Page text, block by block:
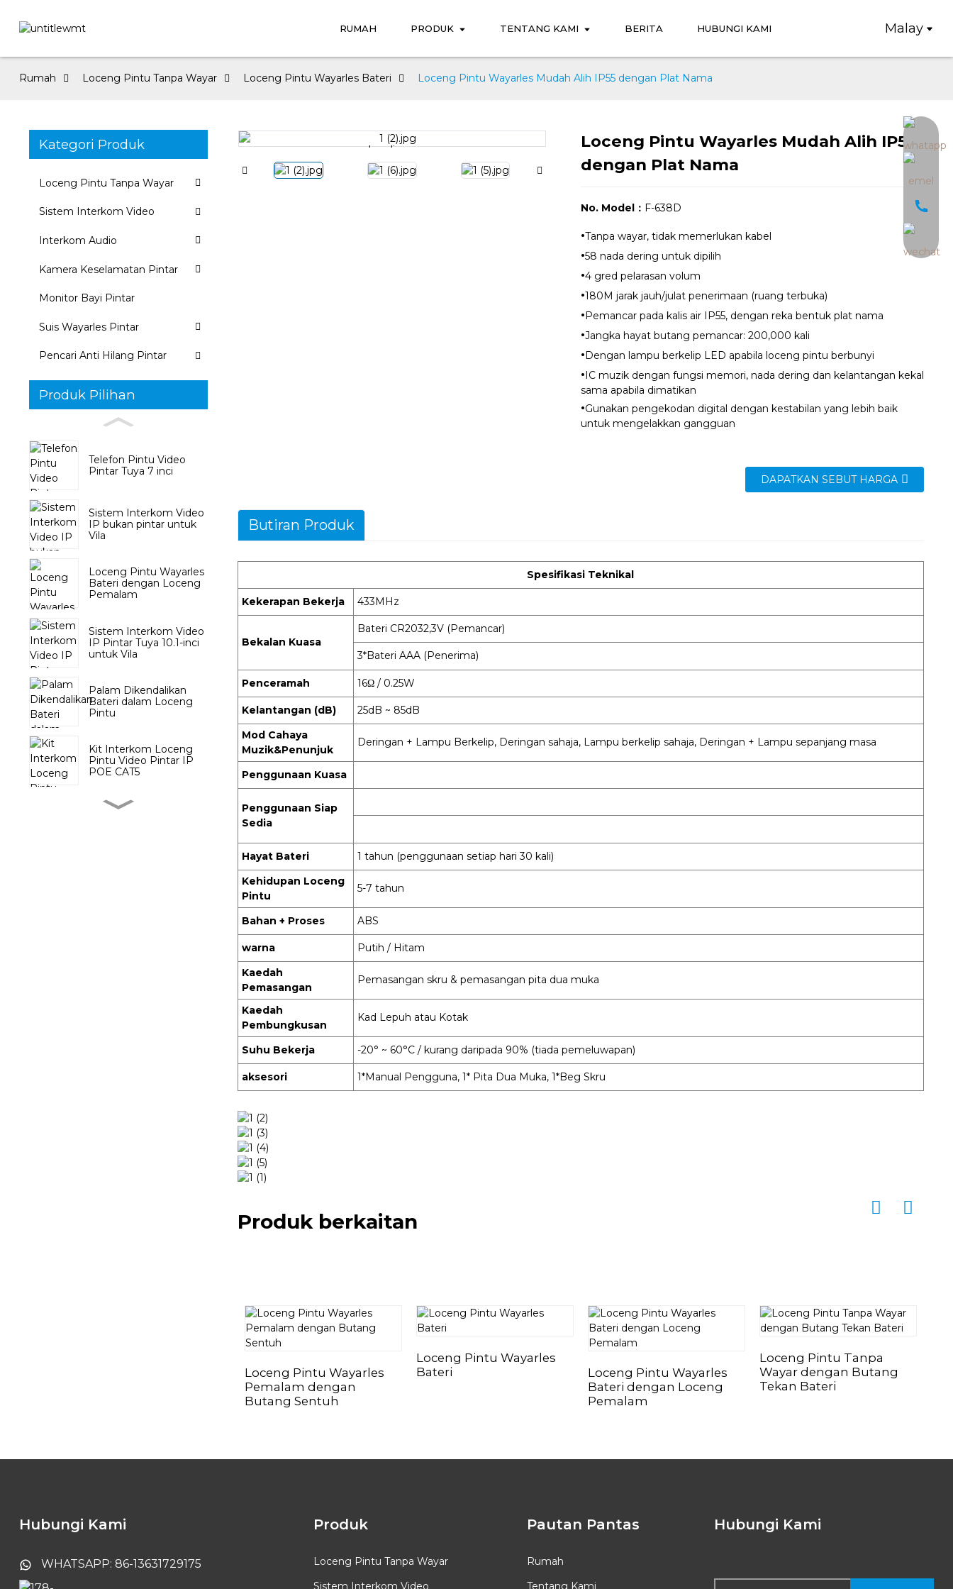
RUMAH PRODUK TENTANG KAMI BERITA HUBUNGI KAMI Malay
Rumah Loceng Pintu Tanpa Wayar Loceng Pintu Wayarles Bateri Loceng Pintu Wayarles Mudah Alih IP55 dengan Plat Nama
Kategori Produk
Loceng Pintu Tanpa Wayar
Sistem Interkom Video
Interkom Audio
Kamera Keselamatan Pintar
Monitor Bayi Pintar
Suis Wayarles Pintar
Pencari Anti Hilang Pintar
Produk Pilihan
Telefon Pintu Video
Pintar Tuya 7 inci
Sistem Interkom Video
IP bukan pintar untuk
Vila
Loceng Pintu Wayarles
Bateri dengan Loceng
Pemalam
Sistem Interkom Video
IP Pintar Tuya 10.1-inci
untuk Vila
Palam Dikendalikan
Bateri dalam Loceng
Pintu
Kit Interkom Loceng
Pintu Video Pintar IP
POE CAT5
Loceng Pintu Tanpa
Loading...
Loading... Loading...
Loading... Loading...
Loading...
Loceng Pintu Wayarles Mudah Alih IP55
dengan Plat Nama
No. Model： F-638D
·Tanpa wayar, tidak memerlukan kabel
·58 nada dering untuk dipilih
·4 gred pelarasan volum
·180M jarak jauh/julat penerimaan (ruang terbuka)
·Pemancar pada kalis air IP55, dengan reka bentuk plat nama
·Jangka hayat butang pemancar: 200,000 kali
·Dengan lampu berkelip LED apabila loceng pintu berbunyi
·IC muzik dengan fungsi memori, nada dering dan kelantangan kekal
sama apabila dimatikan
·Gunakan pengekodan digital dengan kestabilan yang lebih baik
untuk mengelakkan gangguan
DAPATKAN SEBUT HARGA
Butiran Produk
Spesifikasi Teknikal
Kekerapan Bekerja 433MHz
Bekalan Kuasa
Bateri CR2032,3V (Pemancar)
3*Bateri AAA (Penerima)
Penceramah 16Ω / 0.25W
Kelantangan (dB)
25dB ~ 85dB
Mod Cahaya
Muzik&Penunjuk
Deringan + Lampu Berkelip, Deringan sahaja, Lampu berkelip sahaja, Deringan + Lampu sepanjang masa
Penggunaan Kuasa
Penggunaan Siap
Sedia
Hayat Bateri
1 tahun (penggunaan setiap hari 30 kali)
Kehidupan Loceng
Pintu
5-7 tahun
Bahan + Proses ABS
warna
Putih / Hitam
Kaedah
Pemasangan
Pemasangan skru & pemasangan pita dua muka
Kaedah
Pembungkusan
Kad Lepuh atau Kotak
Suhu Bekerja -20° ~ 60°C / kurang daripada 90% (tiada pemeluwapan)
aksesori 1*Manual Pengguna, 1* Pita Dua Muka, 1*Beg Skru
Produk berkaitan
Loceng Pintu Wayarles
Pemalam dengan
Butang Sentuh
Loceng Pintu Wayarles
Bateri
Loceng Pintu Wayarles
Bateri dengan Loceng
Pemalam
Loceng Pintu Tanpa
Wayar dengan Butang
Tekan Bateri
Hubungi Kami
WHATSAPP: 86-13631729175
Produk
Loceng Pintu Tanpa Wayar
Sistem Interkom Video
Pautan Pantas
Rumah
Tentang Kami
Hubungi Kami